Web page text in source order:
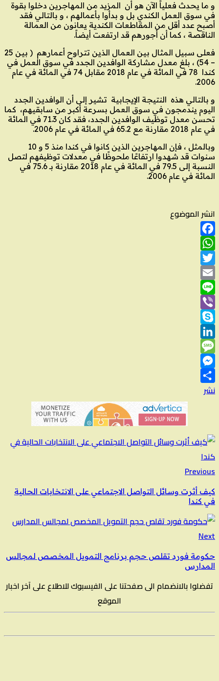
و ما يحدث فعلياً الآن هو أن المزيد من المهاجرين دخلوا بقوة
في سوق العمل الكندي بل و بدأوا بأعمالهم ، و بالتالي فقد
أصبح عدد أقل من المقاطعات الكندية يعانون من العمالة
الناقصة ، كما أن أجورهم قد ارتفعت أيضاً.
فعلى سبيل المثال بين العمال الذين تتراوح أعمارهم ( بين 25
– 54) ، بلغ معدل مشاركة الوافدين الجدد في سوق العمل في
كندا 78 في المائة في عام 2018 مقابل 74 في المائة في عام
2006.
و بالتالي هذه النتيجة الإيجابية تشير إلى أن الوافدين الجدد
اليوم يندمجون في سوق العمل بسرعة أكبر من سابقيهم، كما
تحسن معدل توظيف الوافدين الجدد، فقد كان 71.3 في المائة
في عام 2018 مقارنة مع 65.2 في المائة في عام 2006.
وبالمثل ، فإن المهاجرين الذين كانوا في كندا منذ 5 و 10
سنوات قد شهدوا ارتفاعًا ملحوظًا في معدلات توظيفهم لتصل
النسبة إلى 79.5 في المائة في عام 2018 مقارنة بـ 75.6 في
المائة في عام 2006.
انشر الموضوع
Facebook
WhatsApp
Twitter
Email
Line
Viber
Skype
LinkedIn
Message
Messenger
نشر
Previous
كيف أثرت وسائل التواصل الاجتماعي على الانتخابات الحالية
في كندا
Next
حكومة فورد تقلص حجم برنامج التمويل المخصص لمجالس
المدارس
تفضلوا بالانضمام الى صفحتنا على الفيسبوك للاطلاع على آخر اخبار
الموقع